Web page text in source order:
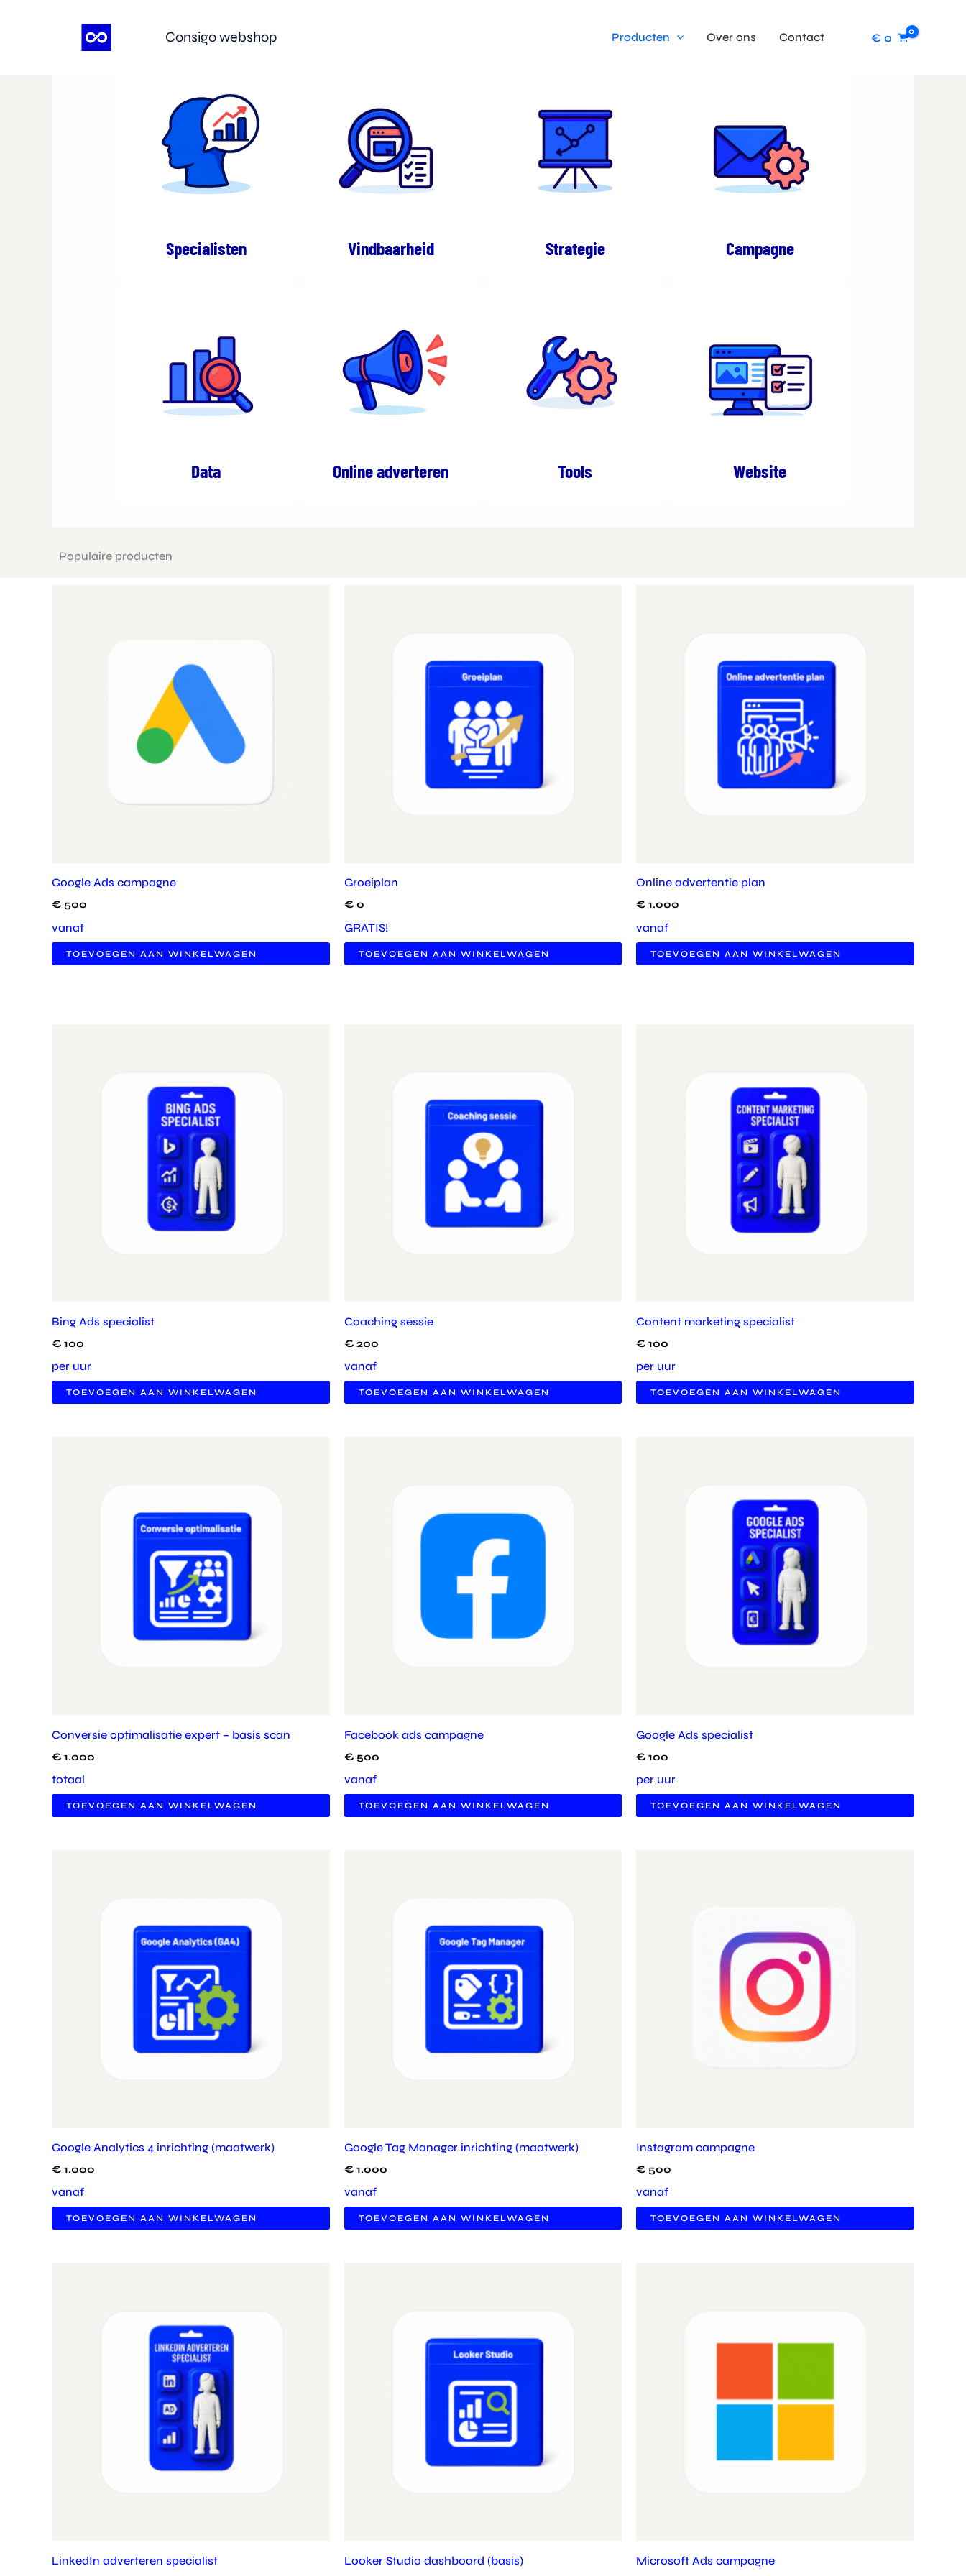
Consigo webshop Producten Over ons Contact €0
Specialisten Vindbaarheid Strategie Campagne
Data Online adverteren Tools Website
Populaire producten
Google Ads campagne
€ 500
vanaf
TOEVOEGEN AAN WINKELWAGEN
Groeiplan
€ 0
GRATIS!
TOEVOEGEN AAN WINKELWAGEN
Online advertentie plan
€ 1.000
vanaf
TOEVOEGEN AAN WINKELWAGEN
Bing Ads specialist
€ 100
per uur
TOEVOEGEN AAN WINKELWAGEN
Coaching sessie
€ 200
vanaf
TOEVOEGEN AAN WINKELWAGEN
Content marketing specialist
€ 100
per uur
TOEVOEGEN AAN WINKELWAGEN
Conversie optimalisatie expert – basis scan
€ 1.000
totaal
TOEVOEGEN AAN WINKELWAGEN
Facebook ads campagne
€ 500
vanaf
TOEVOEGEN AAN WINKELWAGEN
Google Ads specialist
€ 100
per uur
TOEVOEGEN AAN WINKELWAGEN
Google Analytics 4 inrichting (maatwerk)
€ 1.000
vanaf
TOEVOEGEN AAN WINKELWAGEN
Google Tag Manager inrichting (maatwerk)
€ 1.000
vanaf
TOEVOEGEN AAN WINKELWAGEN
Instagram campagne
€ 500
vanaf
TOEVOEGEN AAN WINKELWAGEN
LinkedIn adverteren specialist Looker Studio dashboard (basis) Microsoft Ads campagne